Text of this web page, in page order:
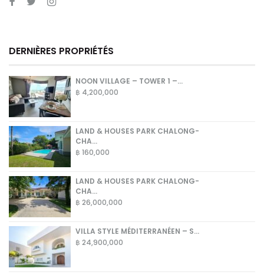
DERNIÈRES PROPRIÉTÉS
NOON VILLAGE – TOWER 1 –...
฿ 4,200,000
LAND & HOUSES PARK CHALONG-
CHA...
฿ 160,000
LAND & HOUSES PARK CHALONG-
CHA...
฿ 26,000,000
VILLA STYLE MÉDITERRANÉEN – S...
฿ 24,900,000